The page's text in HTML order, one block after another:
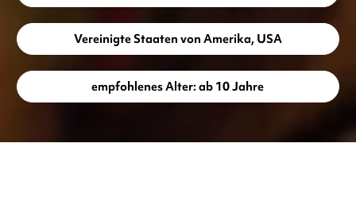
Vereinigte Staaten von Amerika, USA
empfohlenes Alter: ab 10 Jahre